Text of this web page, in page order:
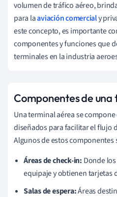
volumen de tráfico aéreo,
para laaviación comercialy
este concepto, es importante
componentes y funciones que
terminales en la industria
Componentes de
Una terminal aérea se
diseñados para facilitar el flujo
Algunos de estos componentes
Áreas de check-in: Donde
equipaje y obtienen tarjetas
Salas de espera:Áreas